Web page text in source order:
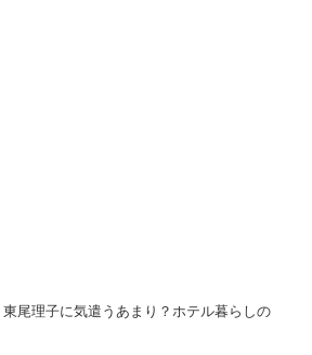
尾理子に気遣うあまり？ホテル暮らしの